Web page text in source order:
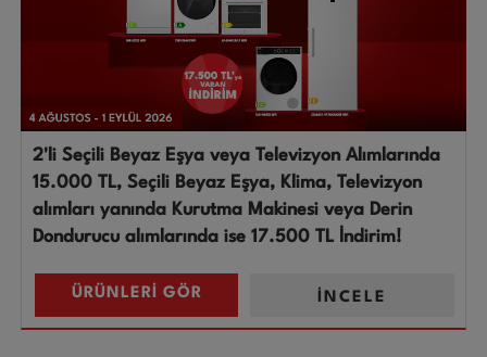
2'li Seçili Beyaz Eşya veya Televizyon Alımlarında
15.000 TL, Seçili Beyaz Eşya, Klima, Televizyon
alımları yanında Kurutma Makinesi veya Derin
Dondurucu alımlarında ise 17.500 TL İndirim!
İNCELE
ÜRÜNLERİ GÖR